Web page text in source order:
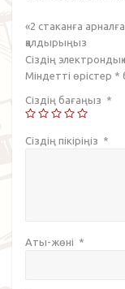
«2 стаканға
қалдырыңыз
Сіздің
Міндетті өрістер *
Сіздің бағаңыз *
Сіздің пікіріңіз *
Аты-жөні *